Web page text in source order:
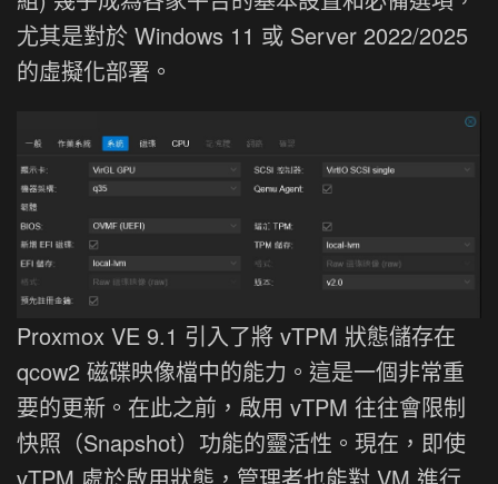
尤其是對於 Windows 11 或 Server 2022/2025
的虛擬化部署。
Proxmox VE 9.1 引入了將 vTPM 狀態儲存在
qcow2 磁碟映像檔中的能力。這是一個非常重
要的更新。在此之前，啟用 vTPM 往往會限制
快照（Snapshot）功能的靈活性。現在，即使